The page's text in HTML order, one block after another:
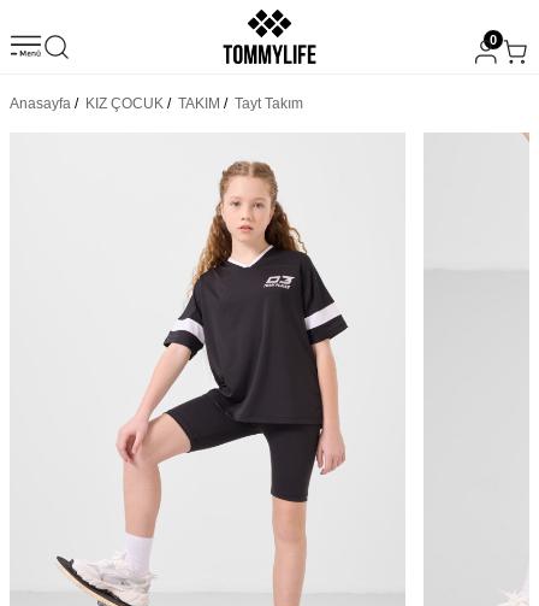
0
Anasayfa / KIZ ÇOCUK / TAKIM / Tayt Takım